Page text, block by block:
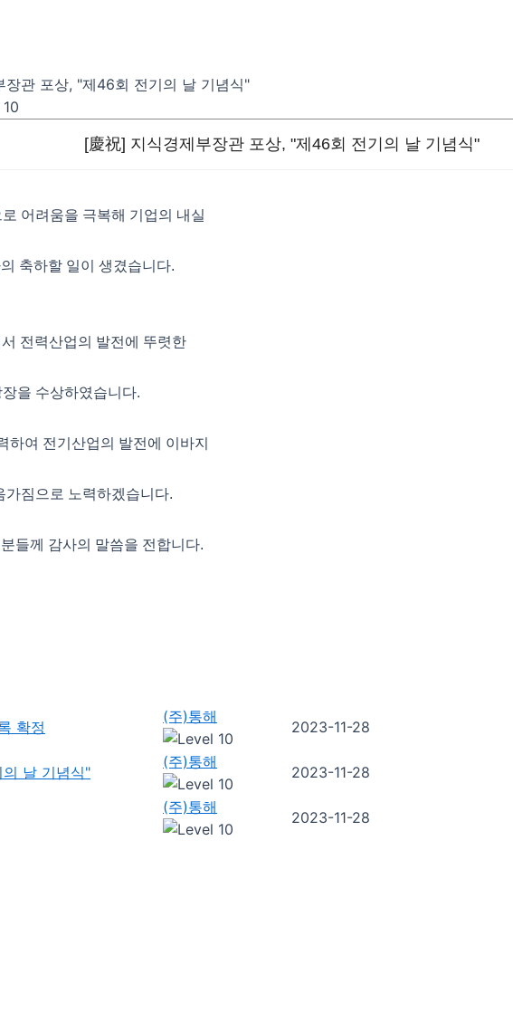
장관 포상, "제46회 전기의 날 기념식"
[慶祝] 지식경제부장관 포상, "제46회 전기의 날 기념식"
어려움을 극복해 기업의 내실
축하할 일이 생겼습니다.
전력산업의 발전에 뚜렷한
을 수상하였습니다.
하여 전기산업의 발전에 이바지
가짐으로 노력하겠습니다.
들께 감사의 말씀을 전합니다.
확정
(주)통해
2023-11-28
날 기념식"
(주)통해
2023-11-28
(주)통해
2023-11-28